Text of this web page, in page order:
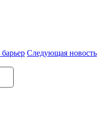
Следующая новость